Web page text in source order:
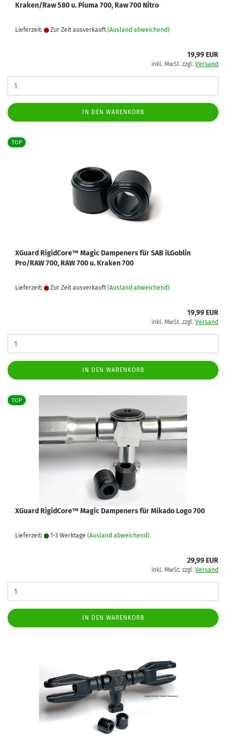
Kraken/Raw 580 u. Piuma 700, Raw 700 Nitro
Lieferzeit: Zur Zeit ausverkauft (Ausland abweichend)
19,99 EUR
inkl. MwSt. zzgl. Versand
IN DEN WARENKORB
TOP
XGuard RigidCore™ Magic Dampeners für SAB iLGoblin
Pro/RAW 700, RAW 700 u. Kraken 700
Lieferzeit: Zur Zeit ausverkauft (Ausland abweichend)
19,99 EUR
inkl. MwSt. zzgl. Versand
IN DEN WARENKORB
TOP
XGuard RigidCore™ Magic Dampeners für Mikado Logo 700
Lieferzeit: 1-3 Werktage (Ausland abweichend)
29,99 EUR
inkl. MwSt. zzgl. Versand
IN DEN WARENKORB